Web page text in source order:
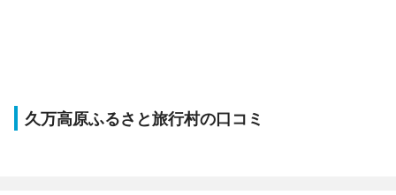
久万高原ふるさと旅行村の口コミ